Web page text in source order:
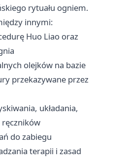
rytuału ogniem.
innymi:
Huo Liao oraz
olejków na bazie
przekazywane przez
układania,
ręczników
do zabiegu
terapii i zasad